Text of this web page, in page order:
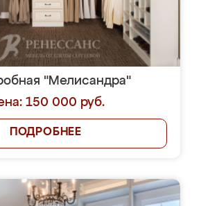
"Мелисандра"
150 000 руб.
ПОДРОБНЕЕ